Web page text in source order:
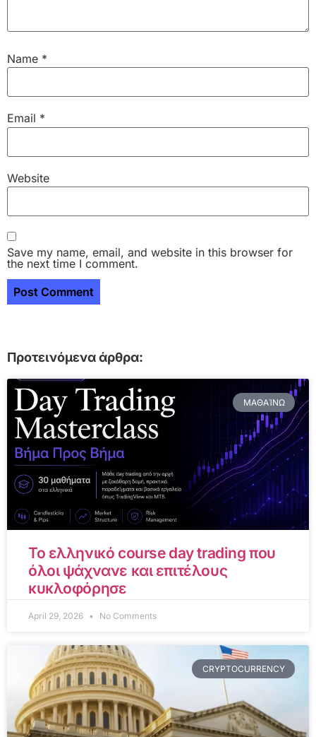
Name *
Email *
Website
Save my name, email, and website in this browser for
the next time I comment.
Προτεινόμενα άρθρα:
ΜΑΘΑΊΝΩ
Το ελληνικό course day trading που
όλοι ψάχνανε και επιτέλους
κυκλοφόρησε
April 29, 2026 No Comments
CRYPTOCURRENCY